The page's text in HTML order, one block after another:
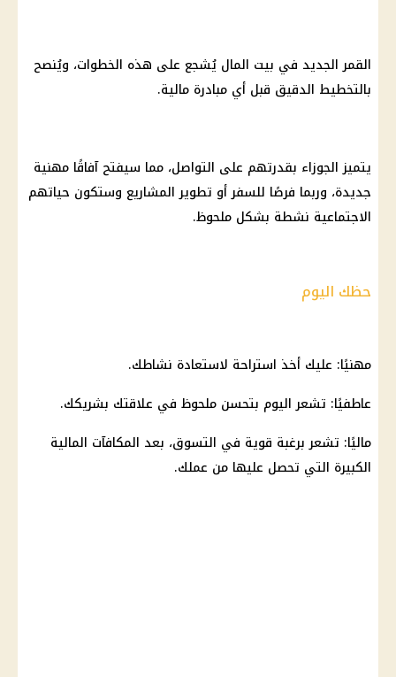
القمر الجديد في بيت المال يُشجع على هذه الخطوات، ويُنصح
بالتخطيط الدقيق قبل أي مبادرة مالية.
يتميز الجوزاء بقدرتهم على التواصل، مما سيفتح آفاقًا مهنية
جديدة، وربما فرصًا للسفر أو تطوير المشاريع وستكون حياتهم
الاجتماعية نشطة بشكل ملحوظ.
حظك اليوم
مهنيًا: عليك أخذ استراحة لاستعادة نشاطك.
عاطفيًا: تشعر اليوم بتحسن ملحوظ في علاقتك بشريكك.
ماليًا: تشعر برغبة قوية في التسوق، بعد المكافآت المالية
الكبيرة التي تحصل عليها من عملك.